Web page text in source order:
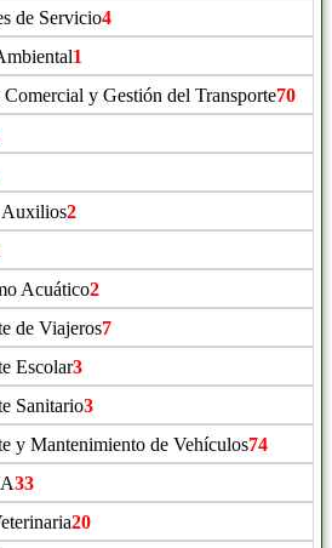
de Servicio4
1
y Gestión del Transporte70
Auxilios2
Acuático2
de Viajeros7
Escolar3
Sanitario3
y Mantenimiento de Vehículos74
33
20